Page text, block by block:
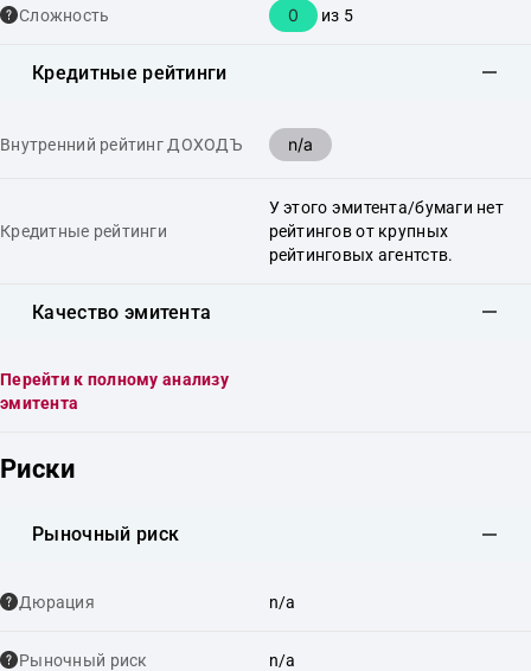
Сложность 0 из 5
Кредитные рейтинги
Внутренний рейтинг ДОХОДЪ n/a
Кредитные рейтинги
У этого эмитента/бумаги нет
рейтингов от крупных
рейтинговых агентств.
Качество эмитента
Перейти к полному анализу
эмитента
Риски
Рыночный риск
Дюрация n/a
Рыночный риск n/a